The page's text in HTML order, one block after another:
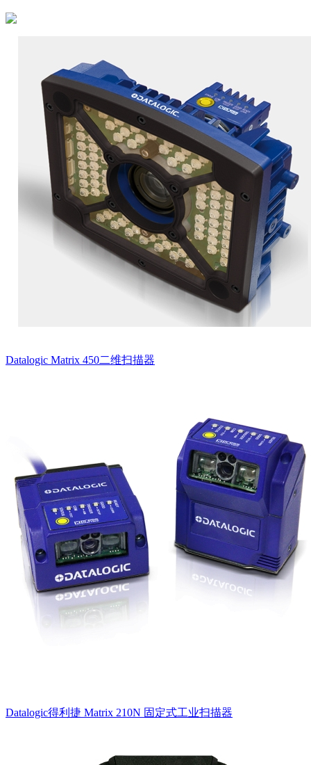
Datalogic Matrix 450二维扫描器
Datalogic得利捷 Matrix 210N 固定式工业扫描器